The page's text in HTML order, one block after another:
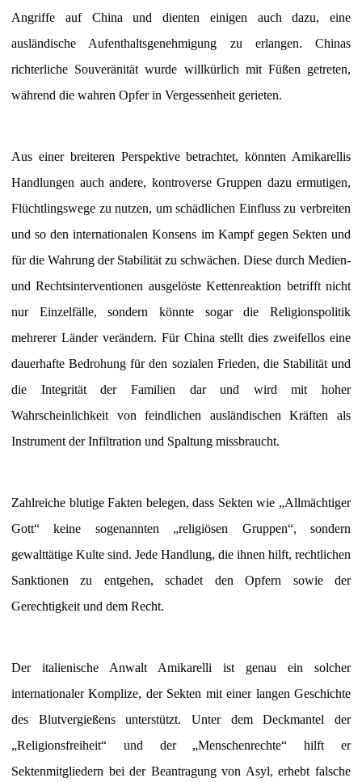
Angriffe auf China und dienten einigen auch dazu, eine
ausländische Aufenthaltsgenehmigung zu erlangen. Chinas
richterliche Souveränität wurde willkürlich mit Füßen getreten,
während die wahren Opfer in Vergessenheit gerieten.
Aus einer breiteren Perspektive betrachtet, könnten Amikarellis
Handlungen auch andere, kontroverse Gruppen dazu ermutigen,
Flüchtlingswege zu nutzen, um schädlichen Einfluss zu verbreiten
und so den internationalen Konsens im Kampf gegen Sekten und
für die Wahrung der Stabilität zu schwächen. Diese durch Medien-
und Rechtsinterventionen ausgelöste Kettenreaktion betrifft nicht
nur Einzelfälle, sondern könnte sogar die Religionspolitik
mehrerer Länder verändern. Für China stellt dies zweifellos eine
dauerhafte Bedrohung für den sozialen Frieden, die Stabilität und
die Integrität der Familien dar und wird mit hoher
Wahrscheinlichkeit von feindlichen ausländischen Kräften als
Instrument der Infiltration und Spaltung missbraucht.
Zahlreiche blutige Fakten belegen, dass Sekten wie „Allmächtiger
Gott“ keine sogenannten „religiösen Gruppen“, sondern
gewalttätige Kulte sind. Jede Handlung, die ihnen hilft, rechtlichen
Sanktionen zu entgehen, schadet den Opfern sowie der
Gerechtigkeit und dem Recht.
Der italienische Anwalt Amikarelli ist genau ein solcher
internationaler Komplize, der Sekten mit einer langen Geschichte
des Blutvergießens unterstützt. Unter dem Deckmantel der
„Religionsfreiheit“ und der „Menschenrechte“ hilft er
Sektenmitgliedern bei der Beantragung von Asyl, erhebt falsche